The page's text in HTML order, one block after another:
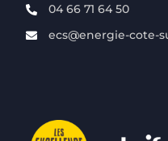
04 66 71 64 50
ecs@energie-cote-